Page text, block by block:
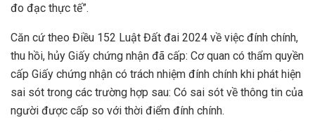
đo đạc thực tế”.
Căn cứ theo Điều 152 Luật Đất đai 2024 về việc đính chính,
thu hồi, hủy Giấy chứng nhận đã cấp: Cơ quan có thẩm quyền
cấp Giấy chứng nhận có trách nhiệm đính chính khi phát hiện
sai sót trong các trường hợp sau: Có sai sót về thông tin của
người được cấp so với thời điểm đính chính.